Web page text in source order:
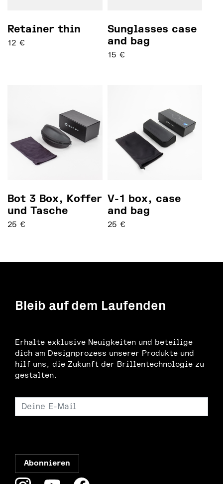
Retainer thin
12 €
Sunglasses case
and bag
15 €
Bot 3 Box, Koffer
und Tasche
25 €
V-1 box, case
and bag
25 €
Bleib auf dem Laufenden
Erhalte exklusive Neuigkeiten und beteilige
dich am Designprozess unserer Produkte und
hilf uns, die Zukunft der Brillentechnologie zu
gestalten.